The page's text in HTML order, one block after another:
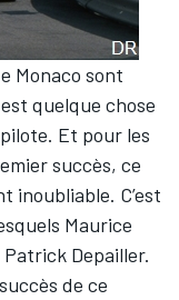
Monaco sont
quelque chose
Et pour les
succès, ce
inoubliable. C’est
Maurice
Depailler.
de ce